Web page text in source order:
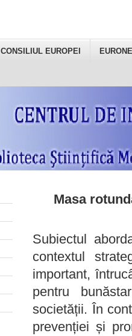
CONSILIUL EUROPEI
Masa
Subiectul
contextul
important,
pentru
societății. În
prevenției și